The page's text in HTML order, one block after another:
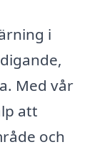
i
Med vår
att
och